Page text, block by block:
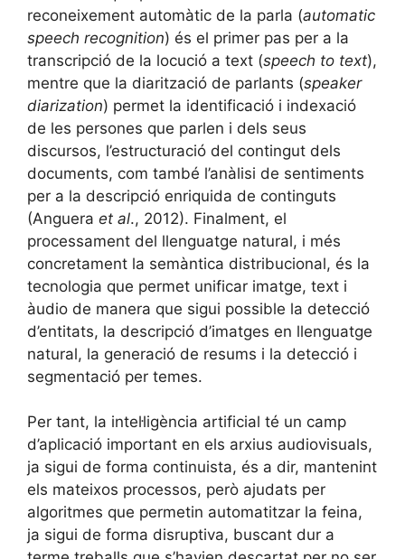
reconeixement automàtic de la parla (automatic
speech recognition) és el primer pas per a la
transcripció de la locució a text (speech to text),
mentre que la diarització de parlants (speaker
diarization) permet la identificació i indexació
de les persones que parlen i dels seus
discursos, l’estructuració del contingut dels
documents, com també l’anàlisi de sentiments
per a la descripció enriquida de continguts
(Anguera et al., 2012). Finalment, el
processament del llenguatge natural, i més
concretament la semàntica distribucional, és la
tecnologia que permet unificar imatge, text i
àudio de manera que sigui possible la detecció
d’entitats, la descripció d’imatges en llenguatge
natural, la generació de resums i la detecció i
segmentació per temes.
Per tant, la intel·ligència artificial té un camp
d’aplicació important en els arxius audiovisuals,
ja sigui de forma continuista, és a dir, mantenint
els mateixos processos, però ajudats per
algoritmes que permetin automatitzar la feina,
ja sigui de forma disruptiva, buscant dur a